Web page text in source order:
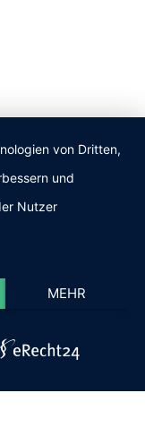
von Dritten,
und
Nutzer
MEHR